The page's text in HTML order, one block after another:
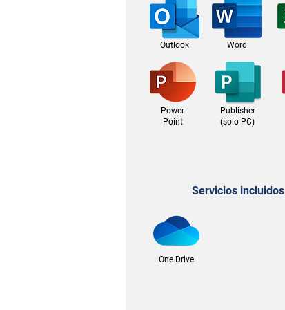
Outlook
Power
Point
Word
Publisher
(solo PC)
Servicios incluidos
One Drive